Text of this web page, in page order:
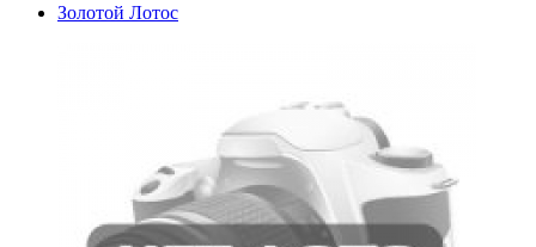
Золотой Лотос